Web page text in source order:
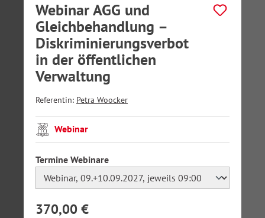
Webinar AGG und
Gleichbehandlung –
Diskriminierungsverbot
in der öffentlichen
Verwaltung
Referentin: Petra Woocker
Webinar
Termine Webinareauswählen
370,00 €